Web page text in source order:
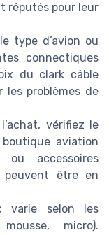
réputés pour leur
type d’avion ou
connectiques
du clark câble
les problèmes de
vérifiez le
aviation
ou accessoires
peuvent être en
varie selon les
micro).